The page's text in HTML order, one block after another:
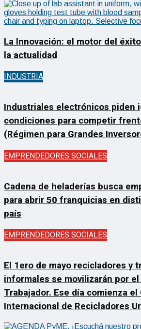
La Innovación: el motor del
la actualidad
INDUSTRIA
Industriales electrónicos piden
condiciones para competir
(Régimen para Grandes
EMPRENDEDORES SOCIALES
Cadena de heladerías busca
para abrir 50 franquicias en
país
EMPRENDEDORES SOCIALES
El 1ero de mayo recicladores y
informales se movilizarán por el
Trabajador. Ese día comienza
Internacional de Recicladores